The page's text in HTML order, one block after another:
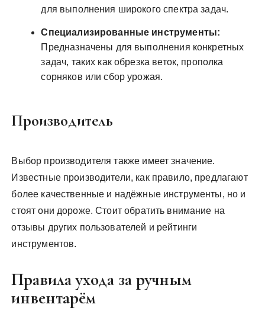
для выполнения широкого спектра задач.
Специализированные инструменты:
Предназначены для выполнения конкретных
задач, таких как обрезка веток, прополка
сорняков или сбор урожая.
Производитель
Выбор производителя также имеет значение.
Известные производители, как правило, предлагают
более качественные и надёжные инструменты, но и
стоят они дороже. Стоит обратить внимание на
отзывы других пользователей и рейтинги
инструментов.
Правила ухода за ручным
инвентарём